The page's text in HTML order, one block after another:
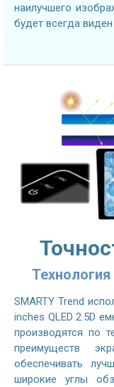
наилучшего
будет всегда
SMARTY Trend
inches QLED 2.5D
производятся по
преимуществ
обеспечивать
широкие углы